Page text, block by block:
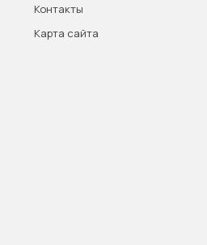
Контакты
Карта сайта